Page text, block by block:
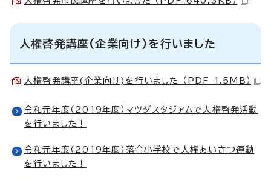
人権啓発講座(企業向け)を行いました
人権啓発講座(企業向け)を行いました （PDF 1.5MB）
令和元年度（2019年度）マツダスタジアムで人権啓発活動
を行いました！
令和元年度（2019年度）落合小学校で人権あいさつ運動
を行いました！